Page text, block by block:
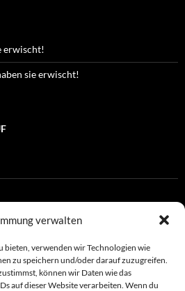
verwalten
bieten, verwenden wir Technologien wie
zu speichern und/oder darauf zuzugreifen.
können wir Daten wie das
auf dieser Website verarbeiten. Wenn du
erwischt!
sie erwischt!